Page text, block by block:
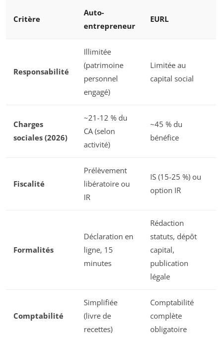
Critère
Auto-
entrepreneur
EURL
Responsabilité
Illimitée
(patrimoine
personnel
engagé)
Limitée au
capital social
Charges
sociales (2026)
~21-12 % du
CA (selon
activité)
~45 % du
bénéfice
Fiscalité
Prélèvement
libératoire ou
IR
IS (15-25 %) ou
option IR
Formalités
Déclaration en
ligne, 15
minutes
Rédaction
statuts, dépôt
capital,
publication
légale
Comptabilité
Simplifiée
(livre de
recettes)
Comptabilité
complète
obligatoire